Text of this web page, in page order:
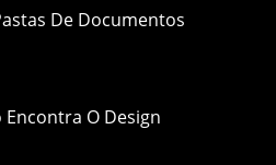
De Documentos
O Design